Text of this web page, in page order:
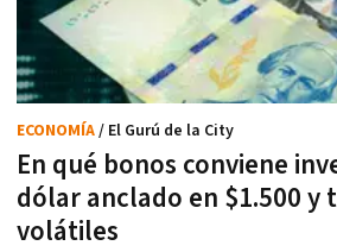
En qué bonos conviene
dólar anclado en $1.500 y
volátiles
ECONOMÍA/ El Gurú de la City